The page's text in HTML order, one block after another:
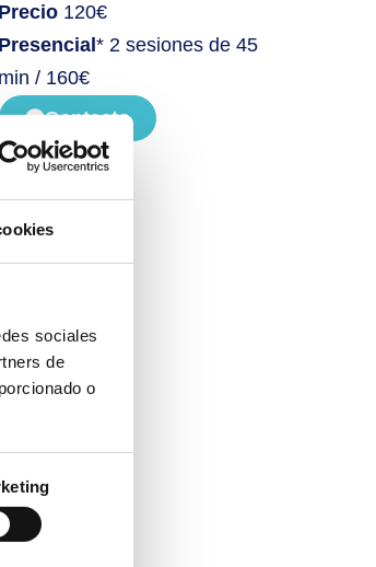
sociales
de
o
Precio 120€
Presencial * 2 sesiones de 45
min / 160€
Contacto